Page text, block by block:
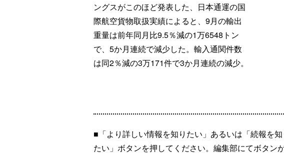
ングスがこのほど発表した、日本通運の国
際航空貨物取扱実績によると、9月の輸出
重量は前年同月比9.5％減の1万6548トン
で、5か月連続で減少した。輸入通関件数
は同2％減の3万171件で3か月連続の減少。
■「より詳しい情報を知りたい」あるいは「続報を
たい」ボタンを押してください。編集部にてボタン